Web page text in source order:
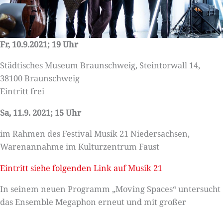
Fr, 10.9.2021; 19 Uhr
Städtisches Museum Braunschweig, Steintorwall 14,
38100 Braunschweig
Eintritt frei
Sa, 11.9. 2021; 15 Uhr
im Rahmen des Festival Musik 21 Niedersachsen,
Warenannahme im Kulturzentrum Faust
Eintritt siehe folgenden Link auf Musik 21
In seinem neuen Programm „Moving Spaces“ untersucht
das Ensemble Megaphon erneut und mit großer